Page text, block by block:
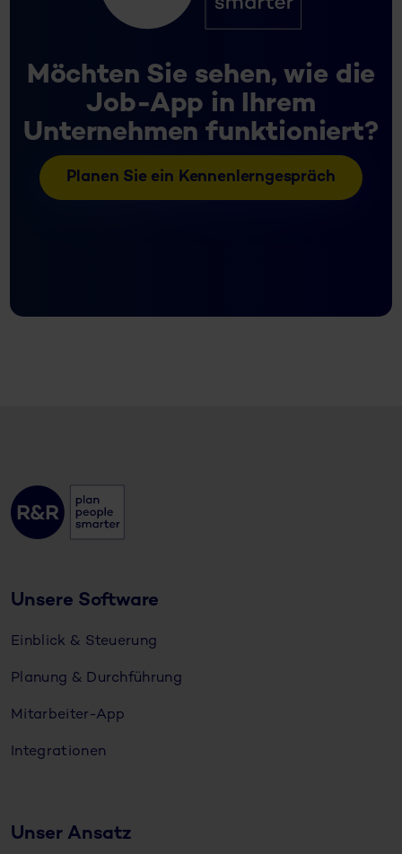
Möchten Sie sehen, wie die
Job-App in Ihrem
Unternehmen funktioniert?
Planen Sie ein Kennenlerngespräch
Unsere Software
Einblick & Steuerung
Planung & Durchführung
Mitarbeiter-App
Integrationen
Unser Ansatz